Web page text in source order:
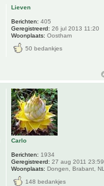
Lieven
Berichten: 405
Geregistreerd: 26 jul 2013 11:20
Woonplaats: Oostham
50 bedankjes
Carlo
Berichten: 1934
Geregistreerd: 27 aug 2011 23:59
Woonplaats: Dongen, Brabant, NL
148 bedankjes